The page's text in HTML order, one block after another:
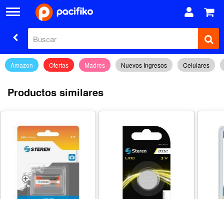
Amazon Ofertas Madres Nuevos Ingresos Celulares
Productos similares